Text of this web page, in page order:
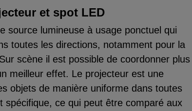
et spot LED
source lumineuse à usage ponctuel qui
toutes les directions, notamment pour la
scène il est possible de coordonner plus
meilleur effet. Le projecteur est une
objets de manière uniforme dans toutes
spécifique, ce qui peut être comparé aux